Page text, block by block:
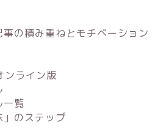
の積み重ねとモチベーション
ンライン版
一覧
のステップ